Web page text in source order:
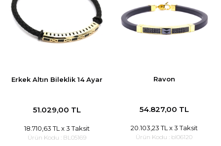
Erkek Altın Bileklik 14 Ayar
51.029,00 TL
18.710,63 TL x 3 Taksit
Ürün Kodu : BL05169
Ravon
54.827,00 TL
20.103,23 TL x 3 Taksit
Ürün Kodu : bl06120